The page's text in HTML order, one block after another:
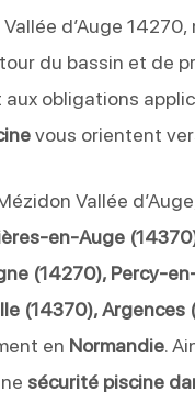
d’Auge
du bassin et de
aux obligations
vous orientent
Vallée
en-Auge
(14270), Percy-
(14370),
en Normandie.
sécurité piscine